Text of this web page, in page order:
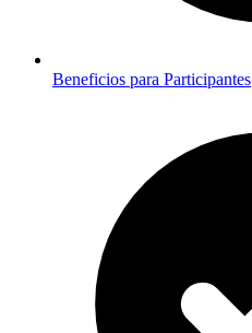
Beneficios para Participantes